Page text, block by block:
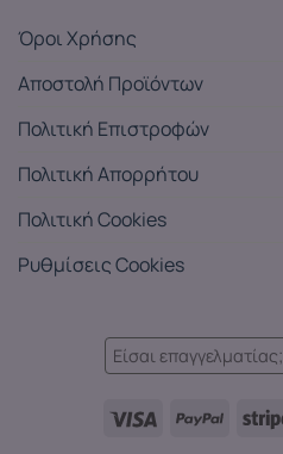
Όροι Χρήσης
Αποστολή Προϊόντων
Πολιτική Επιστροφών
Πολιτική Απορρήτου
Πολιτική Cookies
Ρυθμίσεις Cookies
Είσαι επαγγελματίας;